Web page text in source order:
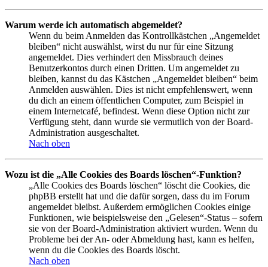
Warum werde ich automatisch abgemeldet?
Wenn du beim Anmelden das Kontrollkästchen „Angemeldet
bleiben“ nicht auswählst, wirst du nur für eine Sitzung
angemeldet. Dies verhindert den Missbrauch deines
Benutzerkontos durch einen Dritten. Um angemeldet zu
bleiben, kannst du das Kästchen „Angemeldet bleiben“ beim
Anmelden auswählen. Dies ist nicht empfehlenswert, wenn
du dich an einem öffentlichen Computer, zum Beispiel in
einem Internetcafé, befindest. Wenn diese Option nicht zur
Verfügung steht, dann wurde sie vermutlich von der Board-
Administration ausgeschaltet.
Nach oben
Wozu ist die „Alle Cookies des Boards löschen“-Funktion?
„Alle Cookies des Boards löschen“ löscht die Cookies, die
phpBB erstellt hat und die dafür sorgen, dass du im Forum
angemeldet bleibst. Außerdem ermöglichen Cookies einige
Funktionen, wie beispielsweise den „Gelesen“-Status – sofern
sie von der Board-Administration aktiviert wurden. Wenn du
Probleme bei der An- oder Abmeldung hast, kann es helfen,
wenn du die Cookies des Boards löscht.
Nach oben